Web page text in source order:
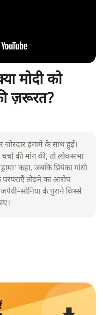
मोदी को
ज़रूरत?
हंगामे के साथ हुई।
की मांग की, तो लोकसभा
कहा, जबकि प्रियंका गांधी
तोड़ने का आरोप
के पुराने किस्से